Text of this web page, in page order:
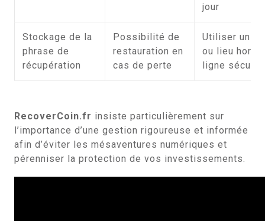
jour
Stockage de la
phrase de
récupération
Possibilité de
restauration en
cas de perte
Utiliser un
ou lieu hors
ligne
RecoverCoin.fr insiste particulièrement sur
l’importance d’une gestion rigoureuse et informée
afin d’éviter les mésaventures numériques et
pérenniser la protection de vos investissements.